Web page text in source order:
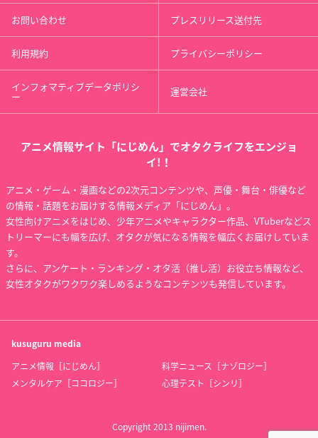
お問い合わせ プレスリリース送付先
利用規約 プライバシーポリシー
インフォマティブデータポリシ
ー 運営会社
アニメ情報サイト「にじめん」でオタクライフをエンジョ
イ!！
アニメ・ゲーム・漫画などの2次元コンテンツや、声優・舞台・俳優など
の情報・話題をお届けする情報メディア「にじめん」。
女性向けアニメをはじめ、少年アニメやキャラクター作品、VTuberなどス
トリーマーにも幅を広げ、オタクが気になる情報を幅広くお届けしていま
す。
さらに、アンケート・ランキング・オタ活（推し活）お役立ち情報など、
女性オタクがワクワク楽しめるようなコンテンツも発信しています。
kusuguru media
アニメ情報［にじめん］
科学ニュース［ナゾロジー］
メンタルケア［ココロジー］
心理テスト［シンリ］
Copyright 2013 nijimen.